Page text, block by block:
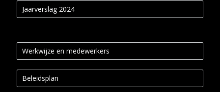
Jaarverslag 2024
Werkwijze en medewerkers
Beleidsplan